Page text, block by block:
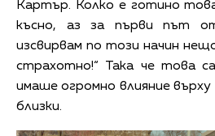
Картър. Колко е готино
късно, аз за първи път
изсвирвам по този начин
страхотно!“ Така че това
имаше огромно влияние върху
близки.